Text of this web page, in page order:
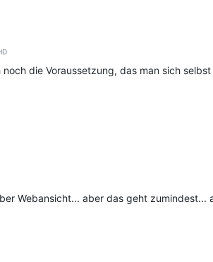
die Voraussetzung, das man sich
Webansicht... aber das geht zumindest...